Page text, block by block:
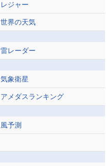
レジャー
世界の天気
雷レーダー
気象衛星
アメダスランキング
風予測